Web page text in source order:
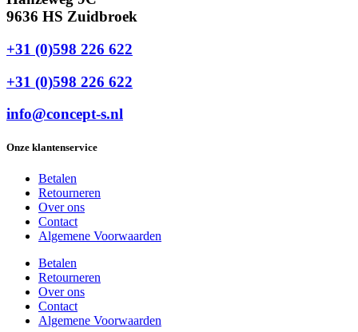
9636 HS Zuidbroek
+31 (0)598 226 622
+31 (0)598 226 622
info@concept-s.nl
Onze klantenservice
Betalen
Retourneren
Over ons
Contact
Algemene Voorwaarden
Betalen
Retourneren
Over ons
Contact
Algemene Voorwaarden